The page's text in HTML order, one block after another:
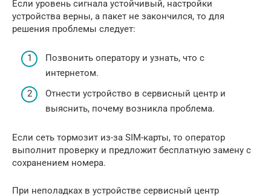
Если уровень сигнала устойчивый, настройки
устройства верны, а пакет не закончился, то для
решения проблемы следует:
Позвонить оператору и узнать, что с
интернетом.
Отнести устройство в сервисный центр и
выяснить, почему возникла проблема.
Если сеть тормозит из-за SIM-карты, то оператор
выполнит проверку и предложит бесплатную замену с
сохранением номера.
При неполадках в устройстве сервисный центр